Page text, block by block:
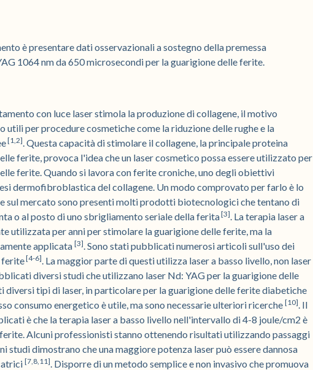
è presentare dati osservazionali a sostegno della premessa
1064 nm da 650 microsecondi per la guarigione delle ferite.
con luce laser stimola la produzione di collagene, il motivo
utili per procedure cosmetiche come la riduzione delle rughe e la
[1,2]. Questa capacità di stimolare il collagene, la principale proteina
ferite, provoca l'idea che un laser cosmetico possa essere utilizzato per
ferite. Quando si lavora con ferite croniche, uno degli obiettivi
dermofibroblastica del collagene. Un modo comprovato per farlo è lo
sul mercato sono presenti molti prodotti biotecnologici che tentano di
o al posto di uno sbrigliamento seriale della ferita[3]. La terapia laser a
utilizzata per anni per stimolare la guarigione delle ferite, ma la
applicata[3]. Sono stati pubblicati numerosi articoli sull'uso dei
ferite[4-6]. La maggior parte di questi utilizza laser a basso livello, non laser
diversi studi che utilizzano laser Nd: YAG per la guarigione delle
diversi tipi di laser, in particolare per la guarigione delle ferite diabetiche
consumo energetico è utile, ma sono necessarie ulteriori ricerche[10]. Il
è che la terapia laser a basso livello nell'intervallo di 4-8 joule/cm2 è
Alcuni professionisti stanno ottenendo risultati utilizzando passaggi
studi dimostrano che una maggiore potenza laser può essere dannosa
[7,8,11]. Disporre di un metodo semplice e non invasivo che promuova